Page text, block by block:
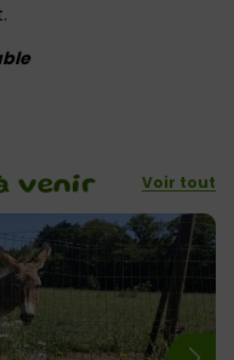
venir Voir tout